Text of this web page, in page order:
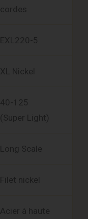
cordes
EXL220-5
XL Nickel
40-125
(Super Light)
Long Scale
Filet nickel
Acier à haute